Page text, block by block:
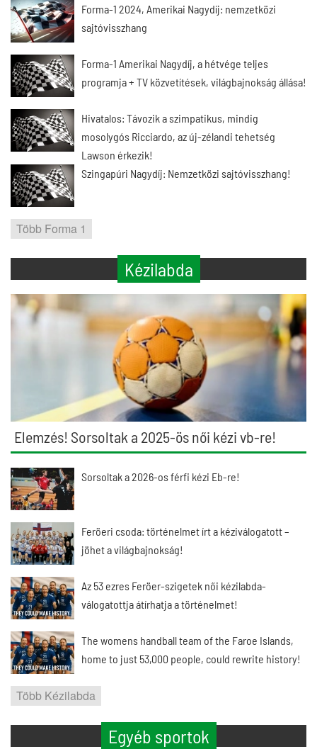
Forma-1 2024, Amerikai Nagydíj: nemzetközi
sajtóvisszhang
Forma-1 Amerikai Nagydíj, a hétvége teljes
programja + TV közvetítések, világbajnokság állása!
Hivatalos: Távozik a szimpatikus, mindig
mosolygós Ricciardo, az új-zélandi tehetség
Lawson érkezik!
Szingapúri Nagydíj: Nemzetközi sajtóvisszhang!
Több Forma 1
Kézilabda
Elemzés! Sorsoltak a 2025-ös női kézi vb-re!
Sorsoltak a 2026-os férfi kézi Eb-re!
Feröeri csoda: történelmet írt a kéziválogatott –
jöhet a világbajnokság!
Az 53 ezres Feröer-szigetek női kézilabda-
válogatottja átírhatja a történelmet!
The womens handball team of the Faroe Islands,
home to just 53,000 people, could rewrite history!
Több Kézilabda
Egyéb sportok